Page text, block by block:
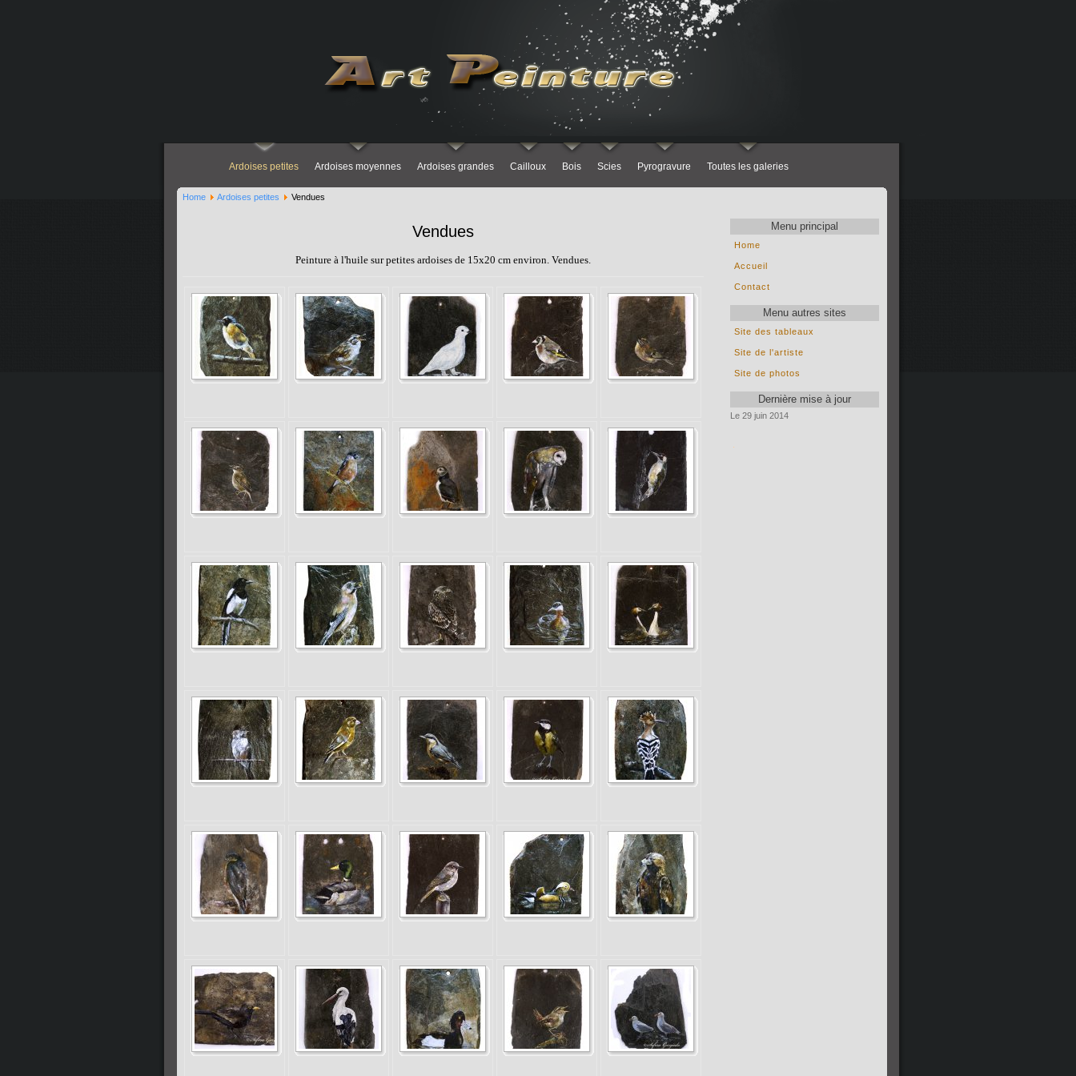
Ardoises petites Ardoises moyennes Ardoises grandes Cailloux Bois Scies Pyrogravure Toutes les galeries
Home Ardoises petites Vendues
Menu principal
Home
Accueil
Contact
Menu autres sites
Site des tableaux
Site de l'artiste
Site de photos
Dernière mise à jour
Le 29 juin 2014
Vendues
Peinture à l'huile sur petites ardoises de 15x20 cm environ. Vendues.